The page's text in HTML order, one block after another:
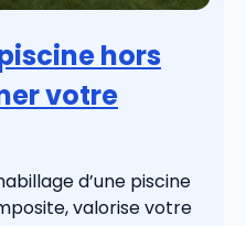
hors
votre
d’une piscine
valorise votre